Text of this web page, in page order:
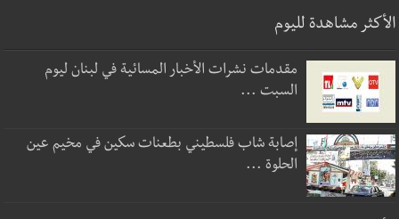
الأكثر مشاهدة لليوم
مقدمات نشرات الأخبار المسائية في لبنان ليوم
السبت ...
إصابة شاب فلسطيني بطعنات سكين في مخيم عين
الحلوة ...